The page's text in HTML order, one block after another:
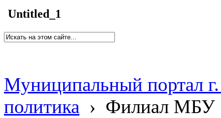
Untitled_1
Муниципальный портал
политика › Филиал МБУ